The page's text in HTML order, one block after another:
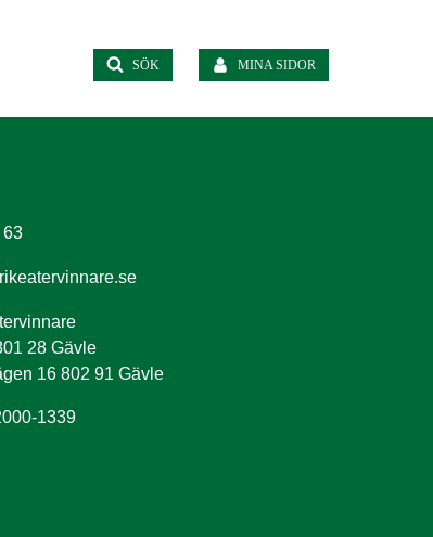
SÖK MINA SIDOR
63
28 Gävle
16 802 91 Gävle
1339